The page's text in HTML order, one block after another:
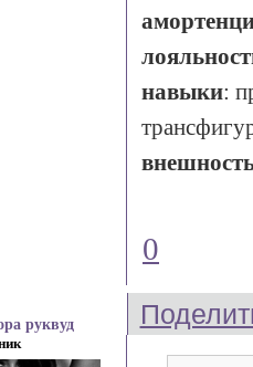
навыки:
0
руквуд